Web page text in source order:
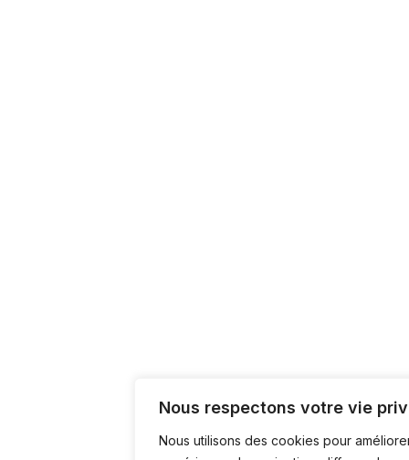
Nous respectons votre vie
Nous utilisons des cookies pour